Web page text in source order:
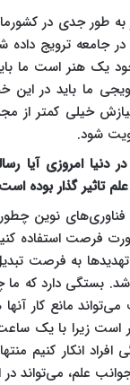
به طور جدی در
جامعه ترویج
یک هنر است ما
ما باید در
خیلی کمتر
شود.
در دنیا امروزی
تاثیر گذار بوده
فناوری‌های نوین
فرصت استفاده
تهدیدها به فرصت
بستگی دارد که ما
مانع کار
است زیرا با یک
افراد انکار کنیم
علم، می‌تواند در